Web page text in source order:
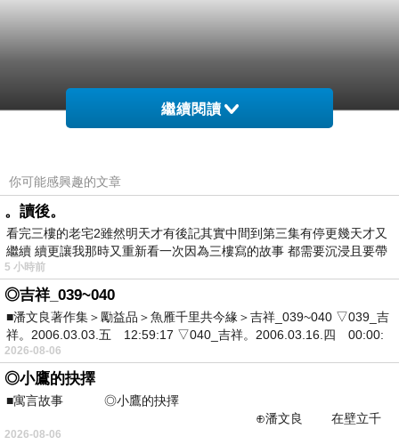
選，看看網友鄉民心得文，
以及推薦【TS6護一生】好朋友開心組(私密舒粉好
攜套組X1+輕柔日用衛生棉X2+輕柔護墊X1)
最便宜.最划算!
查了很多【TS6護一生】好朋友開心組(私密舒粉好
攜套組X1+輕柔日用衛生棉X2+輕柔護墊X1)的開箱.
分享.評論跟比價的結果，發現它真的很棒!!!
繼續閱讀
你可能感興趣的文章
。讀後。
看完三樓的老宅2雖然明天才有後記其實中間到第三集有停更幾天才又
繼續 續更讓我那時又重新看一次因為三樓寫的故事 都需要沉浸且要帶
有
5 小時前
◎吉祥_039~040
■潘文良著作集＞勵益品＞魚雁千里共今緣＞吉祥_039~040 ▽039_吉
祥。2006.03.03.五 12:59:17 ▽040_吉祥。2006.03.16.四 00:00:
2026-08-06
◎小鷹的抉擇
■寓言故事 ◎小鷹的抉擇
⊕潘文良 在壁立千
仞的懸崖上，有一座遮天蔽
2026-08-06